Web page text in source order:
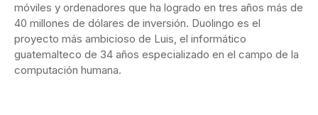
móviles y ordenadores que ha logrado en tres años más de
40 millones de dólares de inversión. Duolingo es el
proyecto más ambicioso de Luis, el informático
guatemalteco de 34 años especializado en el campo de la
computación humana.